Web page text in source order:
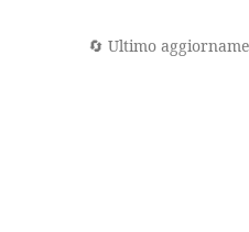
🔄 Ultimo